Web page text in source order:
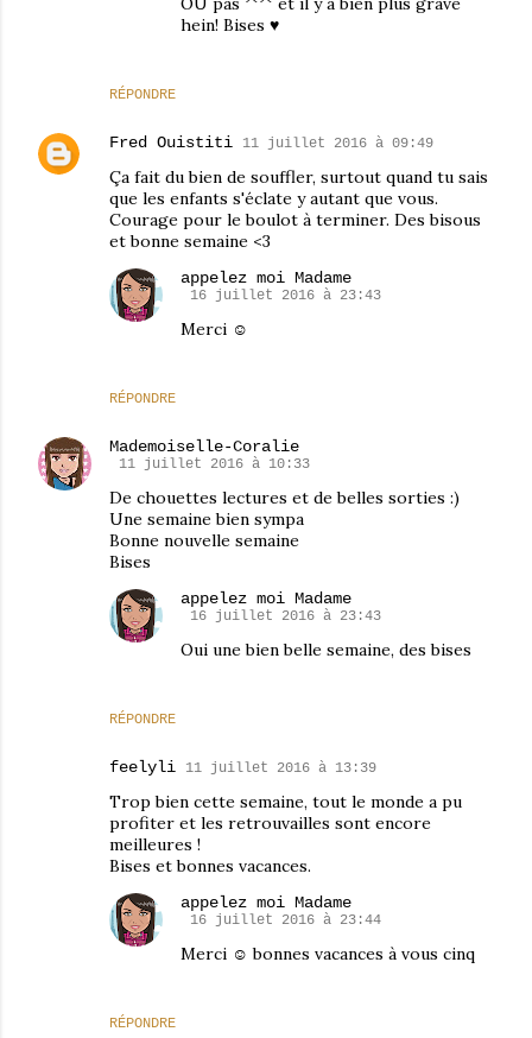
RÉPONDRE
hein! Bises ♥
Fred Ouistiti 11 juillet 2016 à 09:49
Ça fait du bien de souffler, surtout quand tu sais
que les enfants s'éclate y autant que vous.
Courage pour le boulot à terminer. Des bisous
et bonne semaine <3
RÉPONDRE
appelez moi Madame
16 juillet 2016 à 23:43
Merci ☺
Mademoiselle-Coralie
11 juillet 2016 à 10:33
De chouettes lectures et de belles sorties :)
Une semaine bien sympa
Bonne nouvelle semaine
Bises
RÉPONDRE
appelez moi Madame
16 juillet 2016 à 23:43
Oui une bien belle semaine, des bises
feelyli 11 juillet 2016 à 13:39
Trop bien cette semaine, tout le monde a pu
profiter et les retrouvailles sont encore
meilleures !
Bises et bonnes vacances.
RÉPONDRE
appelez moi Madame
16 juillet 2016 à 23:44
Merci ☺ bonnes vacances à vous cinq